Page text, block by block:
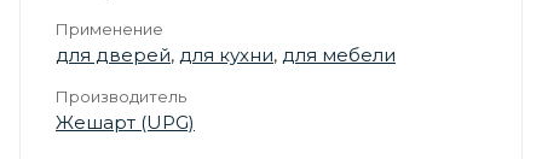
Применение
для дверей, для кухни, для мебели
Производитель
Жешарт (UPG)